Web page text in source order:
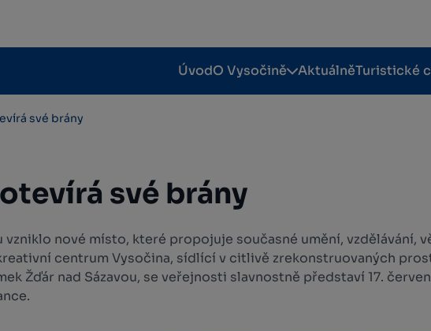
ÚvodO Vysočině AktuálněTuristické
své brány
své brány
vzniklo nové místo, které propojuje současné umění, vzdělávání,
centrum Vysočina, sídlící v citlivě zrekonstruovaných
Žďár nad Sázavou, se veřejnosti slavnostně představí 17.